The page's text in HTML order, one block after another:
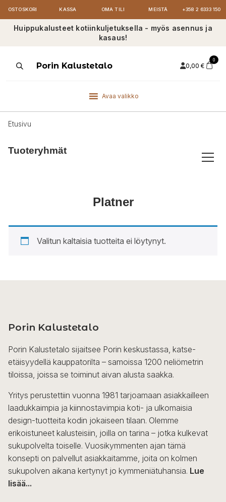
OSTOSKORI KASSA OMA TILI MEISTÄ +358 2 6333 150
Huippukalusteet kotiinkuljetuksella - myös asennus ja
kasaus!
ProductsPorin Kalustetalo 0,00 €
0
Avaa valikko
Etusivu
Tuoteryhmät
Platner
Valitun kaltaisia tuotteita ei löytynyt.
Porin Kalustetalo
Porin Kalustetalo sijaitsee Porin keskustassa, katse-
etäisyydellä kauppatorilta – samoissa 1200 neliömetrin
tiloissa, joissa se toiminut aivan alusta saakka.
Yritys perustettiin vuonna 1981 tarjoamaan asiakkailleen
laadukkaimpia ja kiinnostavimpia koti- ja ulkomaisia
design-tuotteita kodin jokaiseen tilaan. Olemme
erikoistuneet kalusteisiin, joilla on tarina – jotka kulkevat
sukupolvelta toiselle. Vuosikymmenten ajan tämä
konsepti on palvellut asiakkaitamme, joita on kolmen
sukupolven aikana kertynyt jo kymmeniätuhansia. Lue
lisää...